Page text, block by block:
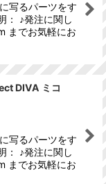
写るパーツをす
： ♪発注に関し
までお気軽にお
DIVA ミコ
写るパーツをす
： ♪発注に関し
までお気軽にお